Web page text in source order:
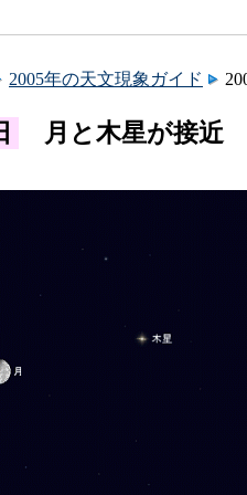
2005年の天文現象ガイド
月と木星が接近